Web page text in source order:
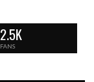
2.5K
FANS